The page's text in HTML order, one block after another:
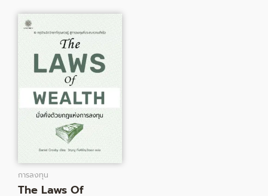
การลงทุน
The Laws Of
price
was:
340.00฿.
price